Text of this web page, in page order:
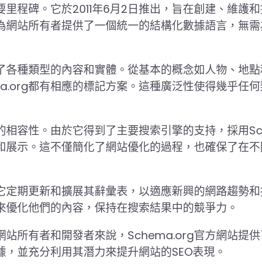
程碑。它於2011年6月2日推出，旨在創建、維護
站所有者提供了一個統一的結構化數據語言，無
種類型的內容和實體。從基本的概念如人物、地
都有相應的標記方案。這種廣泛性使得幾乎任
容性。由於它得到了主要搜索引擎的支持，採用
示。這不僅簡化了網站優化的過程，也確保了在
期更新和擴展其辭彙表，以適應新興的網路趨勢
化他們的內容，保持在搜索結果中的競爭力。
所有者和開發者來說，Schema.org官方網站提
並充分利用其潛力來提升網站的SEO表現。